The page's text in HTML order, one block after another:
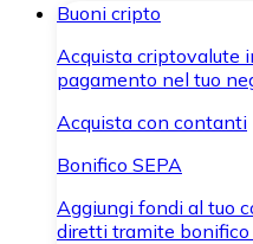
Buoni cripto
Acquista criptovalute
pagamento nel tuo
Acquista con contanti
Bonifico SEPA
Aggiungi fondi al tuo
diretti tramite bonifico